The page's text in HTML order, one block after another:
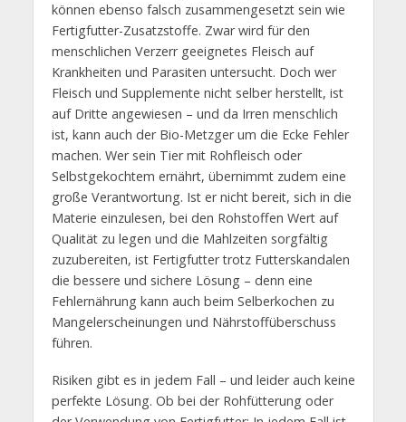
können ebenso falsch zusammengesetzt sein wie
Fertigfutter-Zusatzstoffe. Zwar wird für den
menschlichen Verzerr geeignetes Fleisch auf
Krankheiten und Parasiten untersucht. Doch wer
Fleisch und Supplemente nicht selber herstellt, ist
auf Dritte angewiesen – und da Irren menschlich
ist, kann auch der Bio-Metzger um die Ecke Fehler
machen. Wer sein Tier mit Rohfleisch oder
Selbstgekochtem ernährt, übernimmt zudem eine
große Verantwortung. Ist er nicht bereit, sich in die
Materie einzulesen, bei den Rohstoffen Wert auf
Qualität zu legen und die Mahlzeiten sorgfältig
zuzubereiten, ist Fertigfutter trotz Futterskandalen
die bessere und sichere Lösung – denn eine
Fehlernährung kann auch beim Selberkochen zu
Mangelerscheinungen und Nährstoffüberschuss
führen.
Risiken gibt es in jedem Fall – und leider auch keine
perfekte Lösung. Ob bei der Rohfütterung oder